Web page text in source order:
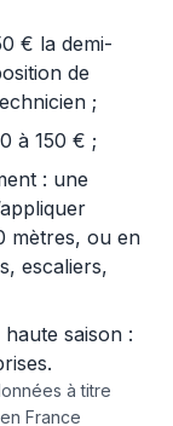
€ la demi-
de
;
à 150 € ;
: une
mètres, ou en
escaliers,
saison :
à titre
France